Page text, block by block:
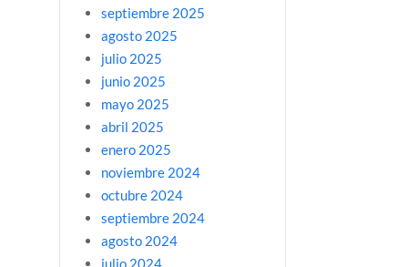
septiembre 2025
agosto 2025
julio 2025
junio 2025
mayo 2025
abril 2025
enero 2025
noviembre 2024
octubre 2024
septiembre 2024
agosto 2024
julio 2024